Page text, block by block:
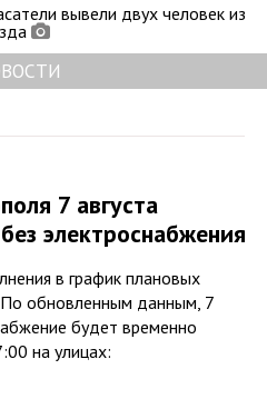
вывели двух человек из
7 августа
электроснабжения
в график плановых
По обновленным данным, 7
будет временно
на улицах: